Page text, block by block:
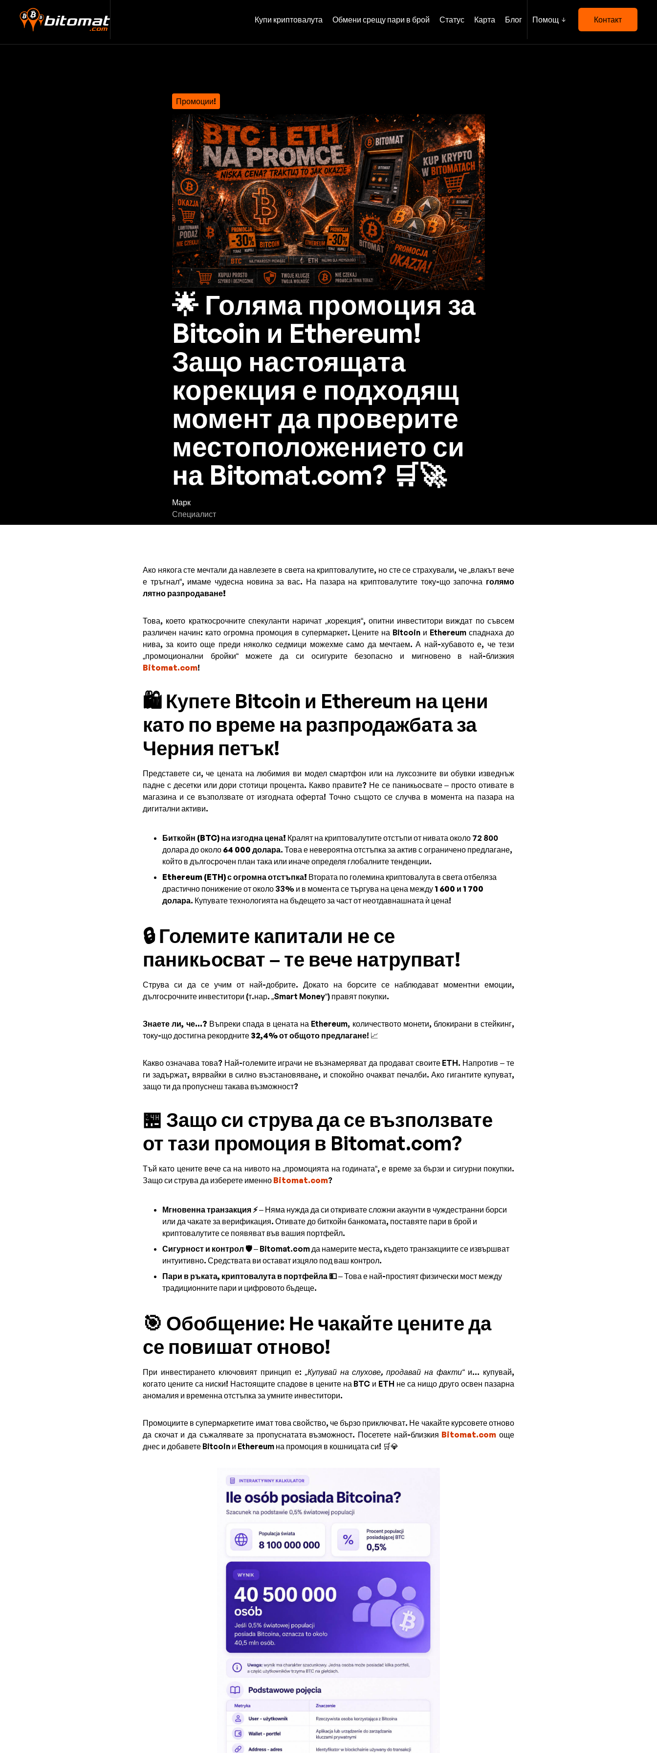
Купи криптовалута Обмени срещу пари в брой Статус Карта Блог Помощ Контакт
Промоции!
🌟 Голяма промоция за
Bitcoin и Ethereum!
Защо настоящата
корекция е подходящ
момент да проверите
местоположението си
на Bitomat.com? 🛒🚀
Марк
Специалист
Ако някога сте мечтали да навлезете в света на криптовалутите, но сте се страхували, че „влакът вече
е тръгнал“, имаме чудесна новина за вас. На пазара на криптовалутите току-що започна голямо
лятно разпродаване!
Това, което краткосрочните спекуланти наричат „корекция“, опитни инвеститори виждат по съвсем
различен начин: като огромна промоция в супермаркет. Цените на Bitcoin и Ethereum спаднаха до
нива, за които още преди няколко седмици можехме само да мечтаем. А най-хубавото е, че тези
„промоционални бройки“ можете да си осигурите безопасно и мигновено в най-близкия
Bitomat.com!
🛍️ Купете Bitcoin и Ethereum на цени
като по време на разпродажбата за
Черния петък!
Представете си, че цената на любимия ви модел смартфон или на луксозните ви обувки изведнъж
падне с десетки или дори стотици процента. Какво правите? Не се паникьосвате – просто отивате в
магазина и се възползвате от изгодната оферта! Точно същото се случва в момента на пазара на
дигитални активи.
Биткойн (BTC) на изгодна цена! Кралят на криптовалутите отстъпи от нивата около 72 800
долара до около 64 000 долара. Това е невероятна отстъпка за актив с ограничено предлагане,
който в дългосрочен план така или иначе определя глобалните тенденции.
Ethereum (ETH) с огромна отстъпка! Втората по големина криптовалута в света отбеляза
драстично понижение от около 33% и в момента се търгува на цена между 1 600 и 1 700
долара. Купувате технологията на бъдещето за част от неотдавнашната ѝ цена!
🔒 Големите капитали не се
паникьосват – те вече натрупват!
Струва си да се учим от най-добрите. Докато на борсите се наблюдават моментни емоции,
дългосрочните инвеститори (т.нар. „Smart Money“) правят покупки.
Знаете ли, че...? Въпреки спада в цената на Ethereum, количеството монети, блокирани в стейкинг,
току-що достигна рекордните 32,4% от общото предлагане! 📈
Какво означава това? Най-големите играчи не възнамеряват да продават своите ETH. Напротив – те
ги задържат, вярвайки в силно възстановяване, и спокойно очакват печалби. Ако гигантите купуват,
защо ти да пропуснеш такава възможност?
🏪 Защо си струва да се възползвате
от тази промоция в Bitomat.com?
Тъй като цените вече са на нивото на „промоцията на годината“, е време за бързи и сигурни покупки.
Защо си струва да изберете именно Bitomat.com?
Мгновенна транзакция ⚡– Няма нужда да си откривате сложни акаунти в чуждестранни борси
или да чакате за верификация. Отивате до биткойн банкомата, поставяте пари в брой и
криптовалутите се появяват във вашия портфейл.
Сигурност и контрол 🛡️– Bitomat.com да намерите места, където транзакциите се извършват
интуитивно. Средствата ви остават изцяло под ваш контрол.
Пари в ръката, криптовалута в портфейла 💵– Това е най-простият физически мост между
традиционните пари и цифровото бъдеще.
🎯 Обобщение: Не чакайте цените да
се повишат отново!
При инвестирането ключовият принцип е: „Купувай на слухове, продавай на факти“и... купувай,
когато цените са ниски! Настоящите спадове в цените на BTC и ETH не са нищо друго освен пазарна
аномалия и временна отстъпка за умните инвеститори.
Промоциите в супермаркетите имат това свойство, че бързо приключват. Не чакайте курсовете отново
да скочат и да съжалявате за пропуснатата възможност. Посетете най-близкия Bitomat.com още
днес и добавете Bitcoin и Ethereum на промоция в кошницата си! 🛒💎